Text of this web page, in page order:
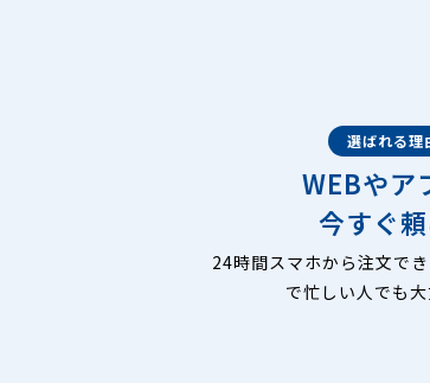
選ばれる理
WEBやア
今すぐ
24時間スマホから注文で
で忙しい人でも大